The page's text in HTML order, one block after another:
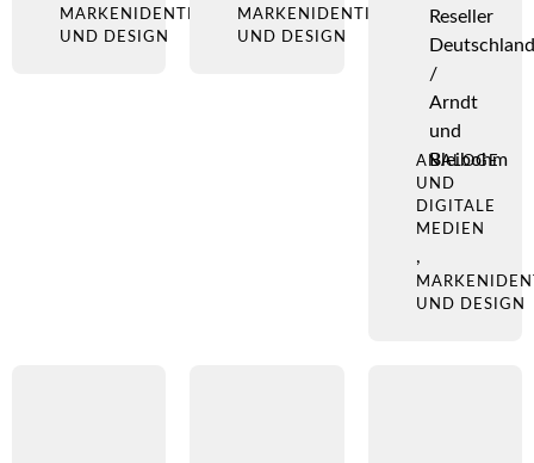
MARKENIDENTITÄT
UND DESIGN
MARKENIDENTITÄT
UND DESIGN
Reseller
/
Arndt
und
Bleibohm
ANALOGE
UND
DIGITALE
MEDIEN
,
UND DESIGN